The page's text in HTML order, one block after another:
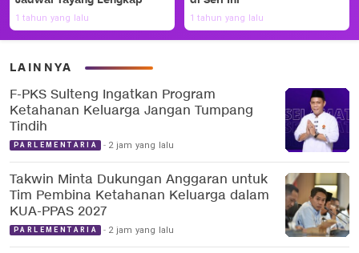
1 tahun yang lalu 1 tahun yang lalu
LAINNYA
F-PKS Sulteng Ingatkan Program
Ketahanan Keluarga Jangan Tumpang
Tindih
PARLEMENTARIA 2 jam yang lalu
Takwin Minta Dukungan Anggaran untuk
Tim Pembina Ketahanan Keluarga dalam
KUA-PPAS 2027
PARLEMENTARIA 2 jam yang lalu